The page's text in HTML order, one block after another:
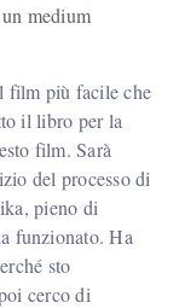
medium
film più facile che
il libro per la
film. Sarà
del processo di
pieno di
funzionato. Ha
sto
cerco di